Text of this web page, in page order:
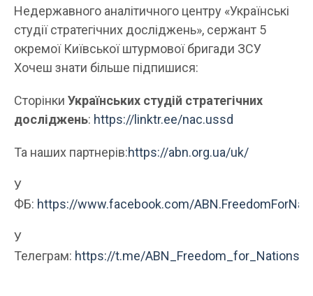
Недержавного аналітичного центру «Українські
студії стратегічних досліджень», сержант 5
окремої Київської штурмової бригади ЗСУ
Хочеш знати більше підпишися:
Сторінки Українських студій стратегічних
досліджень: https://linktr.ee/nac.ussd
Та наших партнерів:https://abn.org.ua/uk/
У
ФБ: https://www.facebook.com/
У
Телеграм: https://t.me/ABN_Freedom_for_Nations